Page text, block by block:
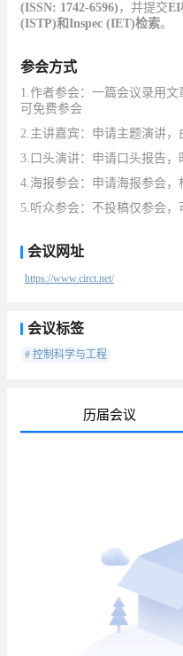
(ISSN: 1742-6596) ，并提交EI
(ISTP)和Inspec (IET)检索。
参会方式
1.作者参会：一篇会议录用
可免费参会
2.主讲嘉宾：申请主题演讲，
3.口头演讲：申请口头报告，
4.海报参会：申请海报参会，
5.听众参会：不投稿仅参会，
会议网址
https://www.circt.net/
会议标签
# 控制科学与工程
历届会议